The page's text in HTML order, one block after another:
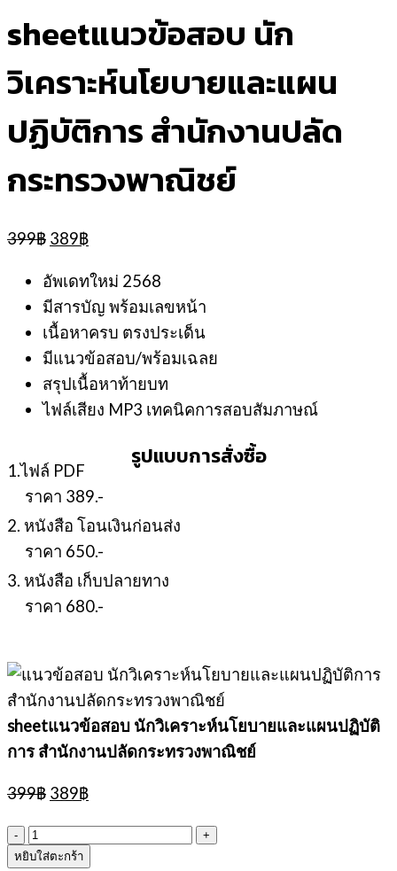
sheetแนวข้อสอบ นัก
วิเคราะห์นโยบายและแผน
ปฏิบัติการ สำนักงานปลัด
กระทรวงพาณิชย์
399฿ Original
was:
399฿.
389฿Current
is:
389฿.
อัพเดทใหม่ 2568
มีสารบัญ พร้อมเลขหน้า
เนื้อหาครบ ตรงประเด็น
มีแนวข้อสอบ/พร้อมเฉลย
สรุปเนื้อหาท้ายบท
ไฟล์เสียง MP3 เทคนิคการสอบสัมภาษณ์
รูปแบบการสั่งซื้อ
1.ไฟล์ PDF
ราคา 389.-
2. หนังสือ โอนเงินก่อนส่ง
ราคา 650.-
3. หนังสือ เก็บปลายทาง
ราคา 680.-
sheetแนวข้อสอบ นักวิเคราะห์นโยบายและแผนปฏิบัติ
การ สำนักงานปลัดกระทรวงพาณิชย์
399฿ Original
was:
399฿.
389฿Current
is:
389฿.
จำนวน
sheetแนว
หยิบใส่ตะกร้า